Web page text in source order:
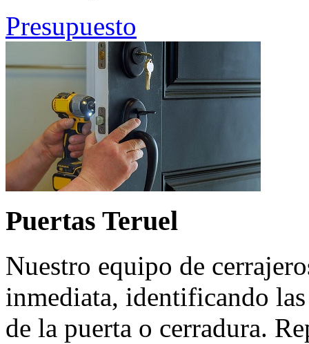
Presupuesto
Puertas Teruel
Nuestro equipo de
inmediata, identificando
de la puerta o cerradura.